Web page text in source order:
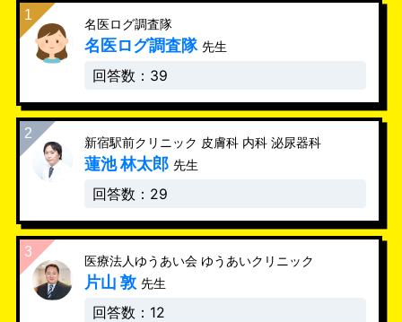
名医ログ調査隊
名医ログ調査隊 先生
回答数：39
新宿駅前クリニック 皮膚科 内科 泌尿器科
蓮池 林太郎 先生
回答数：29
医療法人ゆうあい会 ゆうあいクリニック
片山 敦 先生
回答数：12